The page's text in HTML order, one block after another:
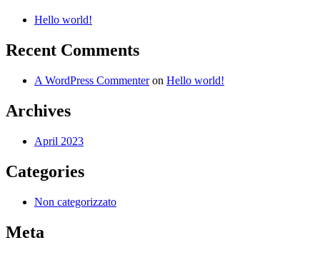
Hello world!
Recent Comments
A WordPress Commenteron Hello world!
Archives
April 2023
Categories
Non categorizzato
Meta